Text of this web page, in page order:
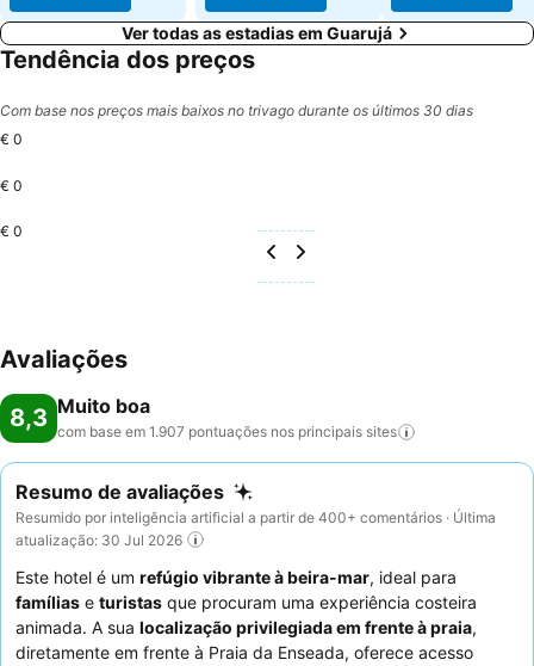
Ver todas as estadias em Guarujá
Tendência dos preços
Com base nos preços mais baixos no trivago durante os últimos 30 dias
€ 0
€ 0
€ 0
Avaliações
8,3 Muito boa
com base em 1.907 pontuações nos principais sites
Resumo de avaliações
Resumido por inteligência artificial a partir de 400+ comentários · Última
atualização: 30 Jul 2026
Este hotel é um refúgio vibrante à beira-mar, ideal para
famílias e turistas que procuram uma experiência costeira
animada. A sua localização privilegiada em frente à praia,
diretamente em frente à Praia da Enseada, oferece acesso